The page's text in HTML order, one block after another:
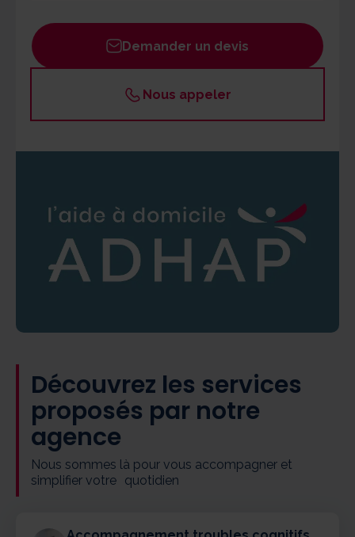
Mardi
09h - 12h / 13h30 - 17h30
Mercredi
09h - 12h / 13h30 - 17h30
Jeudi
09h - 12h / 13h30 - 17h30
09h - 12h / 13h30 - 17h30
Demander un devis
Nous appeler
Découvrez les services
proposés par notre
agence
Nous sommes là pour vous accompagner et
simplifier votre quotidien